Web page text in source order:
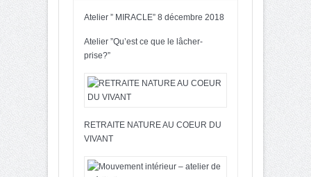
Atelier ” MIRACLE” 8 décembre 2018
Atelier ”Qu’est ce que le lâcher-
prise?”
RETRAITE NATURE AU COEUR DU
VIVANT